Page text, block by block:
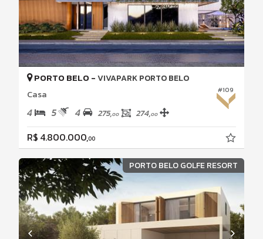
#109
PORTO BELO -VIVAPARK PORTO BELO
Casa
4 5 4 275,00 274,00
R$ 4.800.000,00
PORTO BELO GOLFE RESORT